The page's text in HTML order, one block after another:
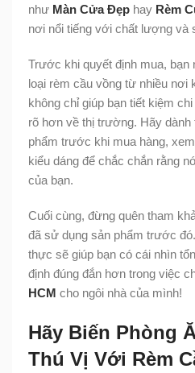
như Màn Cửa Đẹp hay Rèm
nơi nổi tiếng với chất lượng và
Trước khi quyết định mua, bạn
loại rèm cầu vồng từ nhiều nơi
không chỉ giúp bạn tiết kiệm
rõ hơn về thị trường. Hãy dành
phẩm trước khi mua hàng,
kiểu dáng để chắc chắn rằng
của bạn.
Cuối cùng, đừng quên tham
đã sử dụng sản phẩm trước
thực sẽ giúp bạn có cái nhìn
định đúng đắn hơn trong việc
HCM cho ngôi nhà của mình!
Hãy Biến Phòng
Thú Vị Với Rèm